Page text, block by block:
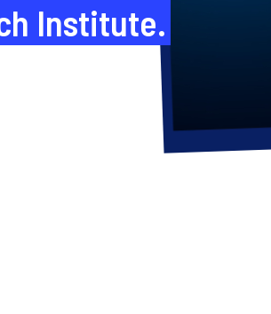
Institute.